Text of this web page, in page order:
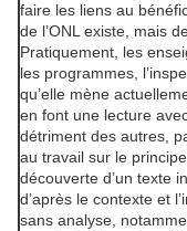
faire les liens au
de l’ONL existe, mais
Pratiquement, les
les programmes,
qu’elle mène
en font une lecture
détriment des autres,
au travail sur le
découverte d’un texte
d’après le contexte et
sans analyse,